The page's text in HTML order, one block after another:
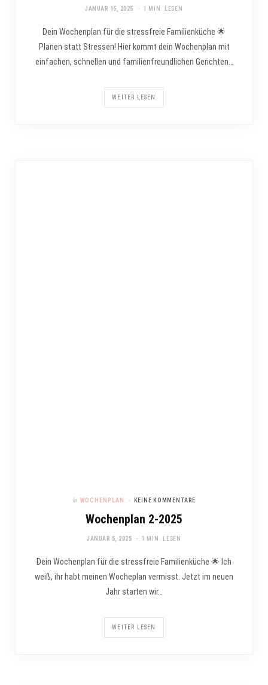
JANUAR 15, 2025 1 MIN. LESEN
Dein Wochenplan für die stressfreie Familienküche 🌟
Planen statt Stressen! Hier kommt dein Wochenplan mit
einfachen, schnellen und familienfreundlichen Gerichten…
WEITER LESEN
In WOCHENPLAN KEINE KOMMENTARE
Wochenplan 2-2025
JANUAR 5, 2025 1 MIN. LESEN
Dein Wochenplan für die stressfreie Familienküche 🌟 Ich
weiß, ihr habt meinen Wocheplan vermisst. Jetzt im neuen
Jahr starten wir…
WEITER LESEN